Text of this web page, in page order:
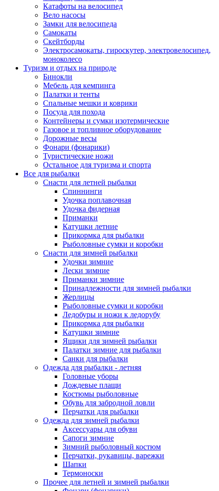
Катафоты на велосипед
Вело насосы
Замки для велосипеда
Самокаты
Скейтборды
Электросамокаты, гироскутер, электровелосипед,
моноколесо
Туризм и отдых на природе
Бинокли
Мебель для кемпинга
Палатки и тенты
Спальные мешки и коврики
Посуда для похода
Контейнеры и сумки изотермические
Газовое и топливное оборудование
Дорожные весы
Фонари (фонарики)
Туристические ножи
Остальное для туризма и спорта
Все для рыбалки
Снасти для летней рыбалки
Спиннинги
Удочка поплавочная
Удочка фидерная
Приманки
Катушки летние
Прикормка для рыбалки
Рыболовные сумки и коробки
Снасти для зимней рыбалки
Удочки зимние
Лески зимние
Приманки зимние
Принадлежности для зимней рыбалки
Жерлицы
Рыболовные сумки и коробки
Ледобуры и ножи к ледорубу
Прикормка для рыбалки
Катушки зимние
Ящики для зимней рыбалки
Палатки зимние для рыбалки
Санки для рыбалки
Одежда для рыбалки - летняя
Головные уборы
Дождевые плащи
Костюмы рыболовные
Обувь для забродной ловли
Перчатки для рыбалки
Одежда для зимней рыбалки
Аксессуары для обуви
Сапоги зимние
Зимний рыболовный костюм
Перчатки, рукавицы, варежки
Шапки
Термоноски
Прочее для летней и зимней рыбалки